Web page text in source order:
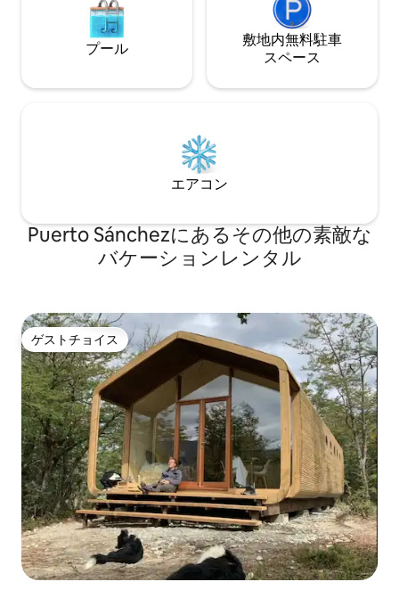
プール
敷地内無料駐⁠車
ス⁠ペ⁠ー⁠ス
エアコン
Puerto Sánchezにあるその他の素敵な
バケーションレンタル
ゲストチョイス
ゲストチョイス